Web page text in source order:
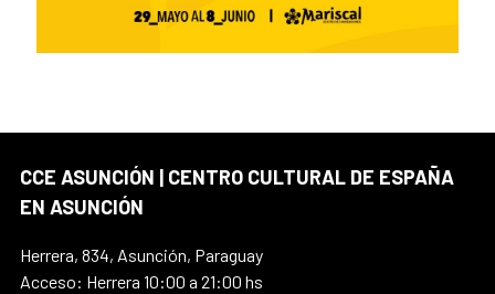
CCE ASUNCIÓN | CENTRO CULTURAL DE ESPAÑA
EN ASUNCIÓN
Herrera, 834, Asunción, Paraguay
Acceso: Herrera 10:00 a 21:00 hs